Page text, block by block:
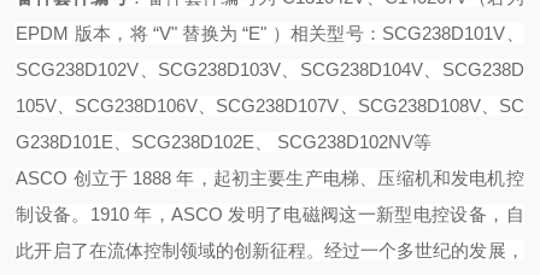
EPDM 版本，将 “V" 替换为 “E" ） 相关型号：SCG238D101V、
SCG238D102V、SCG238D103V、SCG238D104V、SCG238D
105V、SCG238D106V、SCG238D107V、SCG238D108V、SC
G238D101E、SCG238D102E、 SCG238D102NV等
ASCO 创立于 1888 年，起初主要生产电梯、压缩机和发电机控
制设备。1910 年，ASCO 发明了电磁阀这一新型电控设备，自
此开启了在流体控制领域的创新征程。经过一个多世纪的发展，